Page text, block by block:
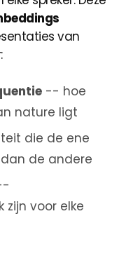
van
-- hoe
nature ligt
die de ene
de andere
voor elke